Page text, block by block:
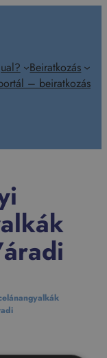
Beiratkozás
– beiratkozás